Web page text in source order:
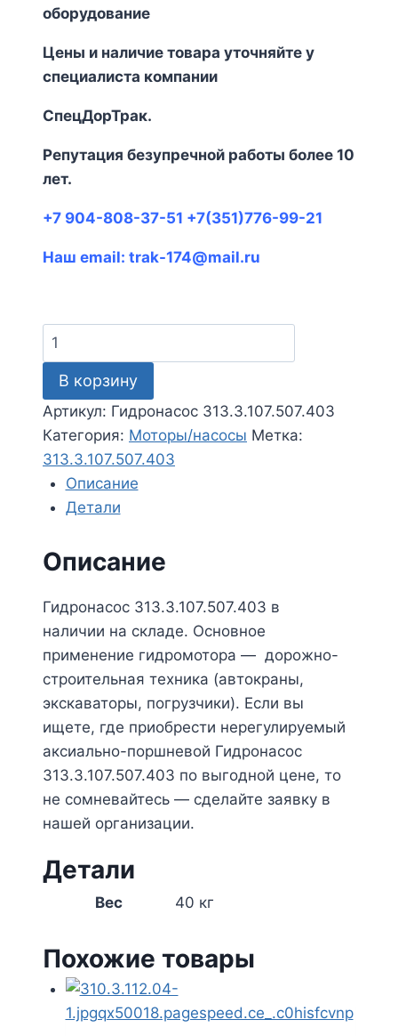
оборудование
Цены и наличие товара уточняйте у
специалиста компании
СпецДорТрак.
Репутация безупречной работы более 10
лет.
+7 904-808-37-51 +7(351)776-99-21
Наш email: trak-174@mail.ru
Количество
товара
Гидронасос
313.3.107.507.403
В корзину
Артикул: Гидронасос 313.3.107.507.403
Категория: Моторы/насосы Метка:
313.3.107.507.403
Описание
Детали
Описание
Гидронасос 313.3.107.507.403 в
наличии на складе. Основное
применение гидромотора — дорожно-
строительная техника (автокраны,
экскаваторы, погрузчики). Если вы
ищете, где приобрести нерегулируемый
аксиально-поршневой Гидронасос
313.3.107.507.403 по выгодной цене, то
не сомневайтесь — сделайте заявку в
нашей организации.
Детали
Вес 40 кг
Похожие товары